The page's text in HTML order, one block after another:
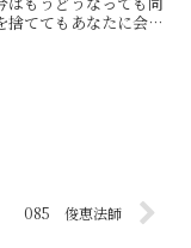
捨ててもあなたに会い
085 俊恵法師